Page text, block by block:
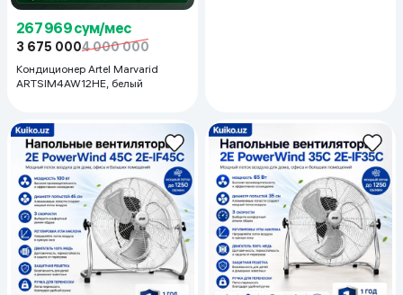
267 969 сум/мес
3 675 0004 000 000
Кондиционер Artel Marvarid
ARTSIM4AW12HE, белый